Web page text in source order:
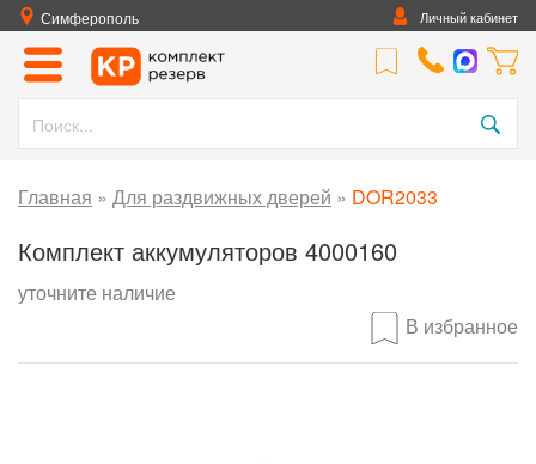
Симферополь Личный кабинет
Главная » Для раздвижных дверей » DOR2033
Комплект аккумуляторов 4000160
уточните наличие
В избранное